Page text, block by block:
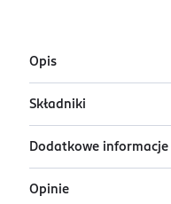
Opis
Multifunkcyjny
Catrice My Core
Beautiful w
Składniki
Ingredients: :
POLYISOBUTENE,
ANNUUS SEED CERA,
Dodatkowe informacje
PRZYGOTOWANIE I
Opinie